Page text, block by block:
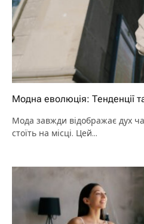
Модна еволюція: Тенденції
Мода завжди відображає дух
стоїть на місці. Цей…